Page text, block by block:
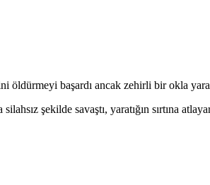
başardı ancak zehirli bir okla
şekilde savaştı, yaratığın sırtına